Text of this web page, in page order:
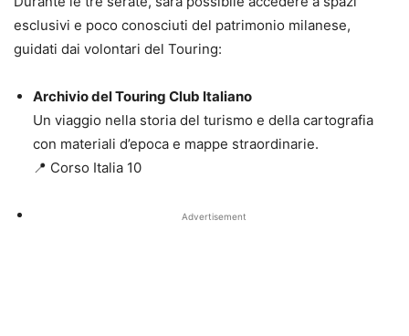
esclusivi e poco conosciuti del patrimonio milanese,
guidati dai volontari del Touring:
Archivio del Touring Club Italiano
Un viaggio nella storia del turismo e della cartografia
con materiali d’epoca e mappe straordinarie.
📍 Corso Italia 10
Advertisement